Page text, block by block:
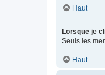
Haut
Lorsque je
Seuls les
Haut